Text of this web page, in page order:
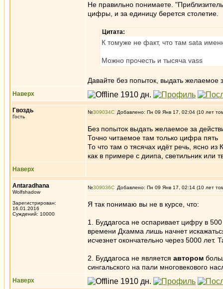
Не правильно понимаете.
цифры, и за единицу берется столетие.
Цитата:
К томуже не факт, что там sata
Можно прочесть и тысяча vass
Давайте без попыток, выдать желаемое
Наверх
Гвоздь
Гость
№309034 Добавлено: Пн 09 Янв 17, 02:04 (10 лет
Без попыток выдать желаемое за
Точно читаемое там только цифра пять
То что там о тясячах идёт речь, ясно
как в примере с диипа, светильник или
Наверх
Antaradhana
Wolfshadow
Зарегистрирован:
16.01.2016
Суждений: 10000
№309036 Добавлено: Пн 09 Янв 17, 02:14 (10 лет
Я так понимаю вы не в курсе, что:
1. Буддагоса не оспаривает цифру в
времени Дхамма лишь начнет
исчезнет окончательно через 5000 лет.
2. Буддагоса не является автором
сингальского на пали многовекового
Наверх